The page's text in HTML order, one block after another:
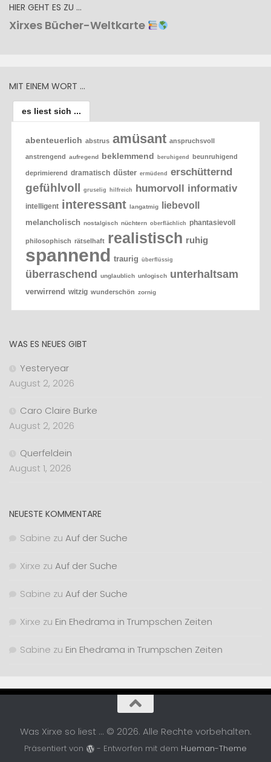
HIER GEHT ES ZU …
Xirxes Bücher-Weltkarte
MIT EINEM WORT …
es liest sich ...
abenteuerlich abstrus amüsant anspruchsvoll
anstrengend aufregend beklemmend beruhigend beunruhigend
deprimierend dramatisch düster ermüdend erschütternd
gefühlvoll gruselig hilfreich humorvoll informativ
intelligent interessant langatmig liebevoll
melancholisch nostalgisch nüchtern oberflächlich phantasievoll
philosophisch rätselhaft realistisch ruhig
spannend traurig überflüssig
überraschend unglaublich unlogisch unterhaltsam
verwirrend witzig wunderschön zornig
WAS ES NEUES GIBT
Yesteryear
August 2, 2026
Caro Claire Burke
August 2, 2026
Querfeldein
August 1, 2026
NEUESTE KOMMENTARE
Sabine zu Auf der Suche
Xirxe zu Auf der Suche
Sabine zu Auf der Suche
Xirxe zu Ein Ehedrama in Trumpschen Zeiten
Sabine zu Ein Ehedrama in Trumpschen Zeiten
Was Xirxe so liest ... © 2026. Alle Rechte vorbehalten.
Präsentiert von - Entworfen mit dem Hueman-Theme